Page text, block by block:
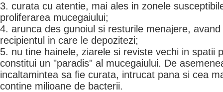
3. curata cu atentie, mai ales in zonele
proliferarea mucegaiului;
4. arunca des gunoiul si resturile menajere,
recipientul in care le depozitezi;
5. nu tine hainele, ziarele si reviste vechi in spatii
constitui un "paradis" al mucegaiului. De
incaltamintea sa fie curata, intrucat pana si cea
contine milioane de bacterii.